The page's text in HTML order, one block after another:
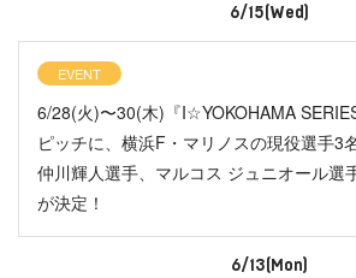
6/15(Wed)
EVENT
6/28(火)〜30(木)『I☆YOKOHAMA
ピッチに、横浜F・マリノスの現役選手3
仲川輝人選手、マルコス ジュニオール選
が決定！
6/13(Mon)